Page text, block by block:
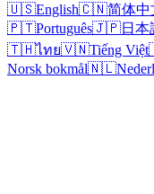
🇺🇸English🇨🇳简体中
🇵🇹Português🇯🇵日本
🇹🇭ไทย🇻🇳Tiếng Việt
Norsk bokmål🇳🇱